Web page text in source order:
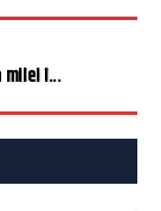
î...